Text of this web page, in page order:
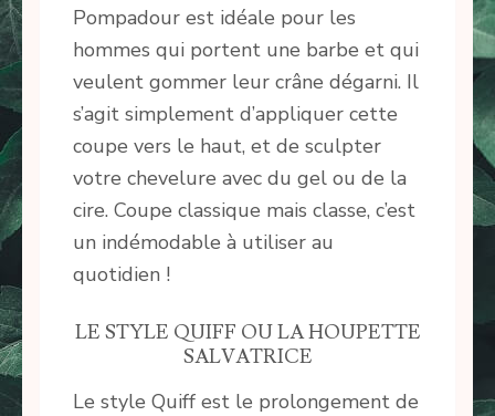
Pompadour est idéale pour les
hommes qui portent une barbe et qui
veulent gommer leur crâne dégarni. Il
s’agit simplement d’appliquer cette
coupe vers le haut, et de sculpter
votre chevelure avec du gel ou de la
cire. Coupe classique mais classe, c’est
un indémodable à utiliser au
quotidien !
LE STYLE QUIFF OU LA HOUPETTE
SALVATRICE
Le style Quiff est le prolongement de